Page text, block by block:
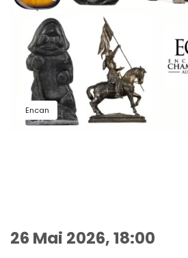
Encan
26 Mai 2026, 18:00